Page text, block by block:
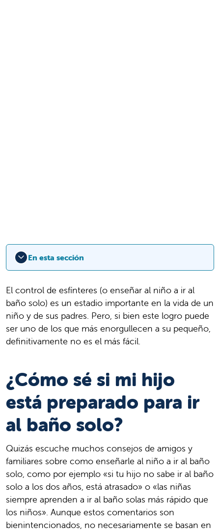
En esta sección
El control de esfínteres (o enseñar al niño a ir al
baño solo) es un estadio importante en la vida de un
niño y de sus padres. Pero, si bien este logro puede
ser uno de los que más enorgullecen a su pequeño,
definitivamente no es el más fácil.
¿Cómo sé si mi hijo
está preparado para ir
al baño solo?
Quizás escuche muchos consejos de amigos y
familiares sobre como enseñarle al niño a ir al baño
solo, como por ejemplo «si tu hijo no sabe ir al baño
solo a los dos años, está atrasado» o «las niñas
siempre aprenden a ir al baño solas más rápido que
los niños». Aunque estos comentarios son
bienintencionados, no necesariamente se basan en